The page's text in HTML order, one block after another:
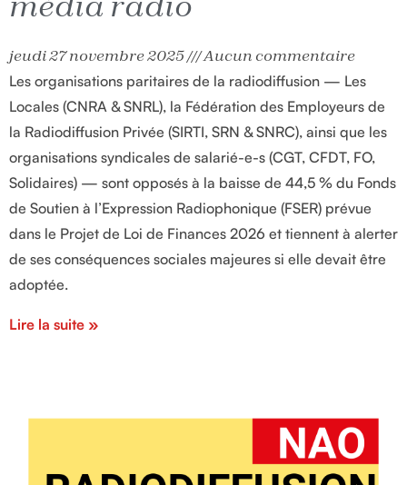
jeudi 27 novembre 2025
Aucun commentaire
Les organisations paritaires de la radiodiffusion — Les
Locales (CNRA & SNRL), la Fédération des Employeurs de
la Radiodiffusion Privée (SIRTI, SRN & SNRC), ainsi que les
organisations syndicales de salarié-e-s (CGT, CFDT, FO,
Solidaires) — sont opposés à la baisse de 44,5 % du Fonds
de Soutien à l’Expression Radiophonique (FSER) prévue
dans le Projet de Loi de Finances 2026 et tiennent à alerter
de ses conséquences sociales majeures si elle devait être
adoptée.
Lire la suite »